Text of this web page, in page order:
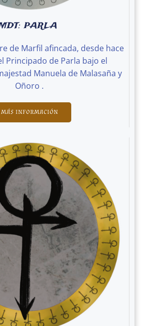
PARLA
de Marfil afincada, desde hace
Principado de Parla bajo el
Manuela de Malasaña y
Oñoro .
MÁS INFORMACIÓN